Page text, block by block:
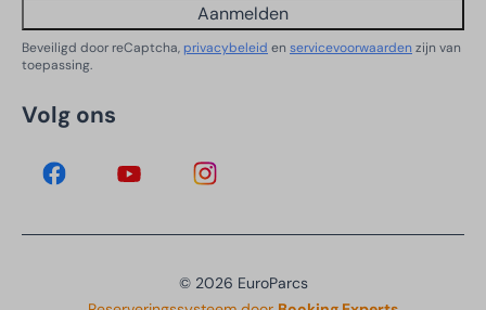
Aanmelden
Beveiligd door reCaptcha, privacybeleid en servicevoorwaarden zijn van
toepassing.
Volg ons
© 2026 EuroParcs